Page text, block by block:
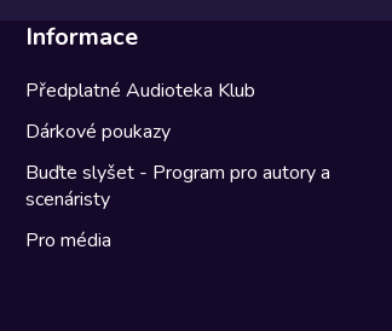
Informace
Předplatné Audioteka Klub
Dárkové poukazy
Buďte slyšet - Program pro autory a
scenáristy
Pro média